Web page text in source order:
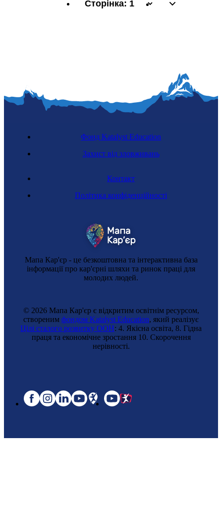
Мапа Кар'єр - це безкоштовна та інтерактивна база
інформації про кар'єрні шляхи та ринок праці для
молодих людей.
Контакт
Політика конфіденційності
Фонд Katalyst Education
Захист від зловживань
© 2026 Мапа Кар'єр є відкритим освітнім ресурсом,
створеним фондом Katalyst Education, який реалізує
Цілі сталого розвитку ООН: 4. Якісна освіта, 8. Гідна
праця та економічне зростання 10. Cкорочення
нерівності.